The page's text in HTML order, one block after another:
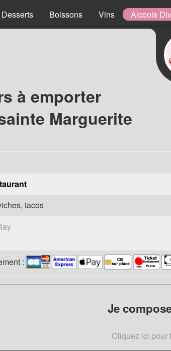
Desserts Boissons Vins Alcools
à emporter
Marguerite
tacos
:
Je
Cliquez ici pour